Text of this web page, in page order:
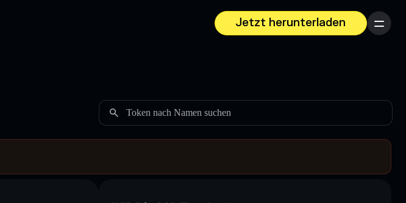
Jetzt herunterladen
Menü
Token nach Namen suchen